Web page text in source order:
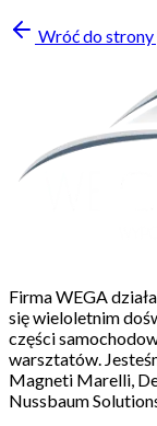
Wróć do strony
Firma WEGA
się wieloletnim
części
warsztatów.
Magneti Marelli,
Nussbaum